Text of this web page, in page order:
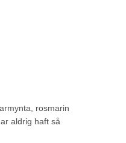
rosmarin
aldrig haft så